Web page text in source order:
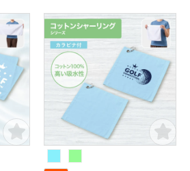
ズに、カラビナ付きのフェイ
スタオルが登場です。